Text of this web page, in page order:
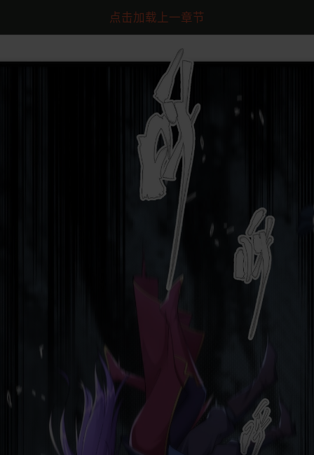
点击加载上一章节